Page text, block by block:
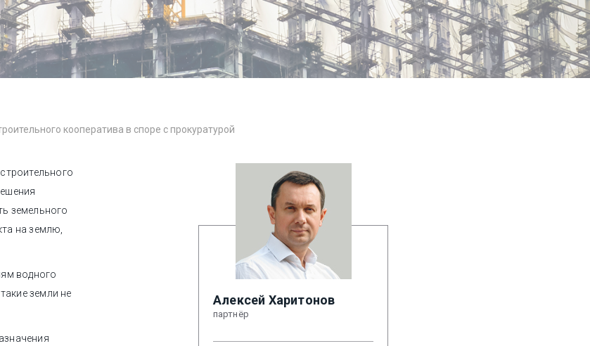
кооператива в споре с прокуратурой
земельного
на землю,
водного
земли не
Алексей Харитонов
партнёр